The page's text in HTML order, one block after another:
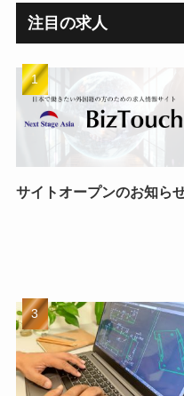
注目の求人
サイトオープンのお知ら